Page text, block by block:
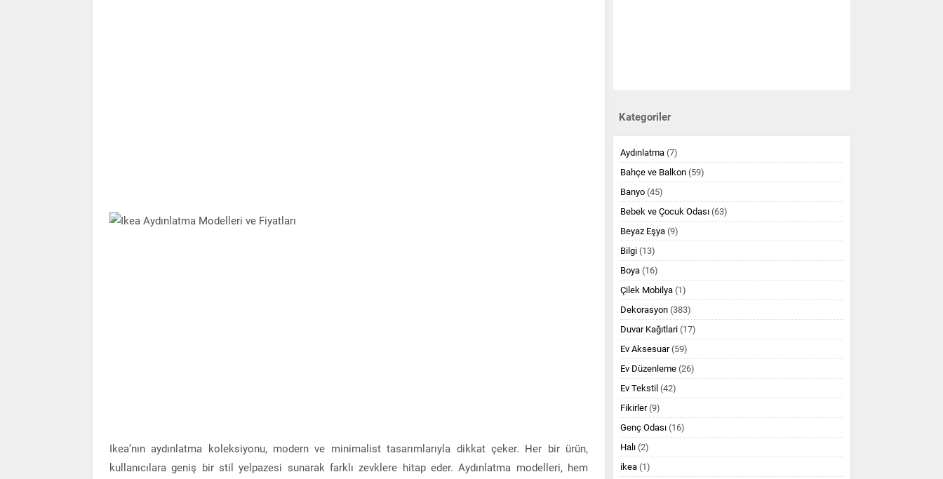
Ikea’nın aydınlatma koleksiyonu, modern ve minimalist tasarımlarıyla dikkat çeker. Her bir ürün,
kullanıcılara geniş bir stil yelpazesi sunarak farklı zevklere hitap eder. Aydınlatma modelleri, hem
Kategoriler
Aydınlatma (7)
Bahçe ve Balkon (59)
Banyo (45)
Bebek ve Çocuk Odası (63)
Beyaz Eşya (9)
Bilgi (13)
Boya (16)
Çilek Mobilya (1)
Dekorasyon (383)
Duvar Kağıtlari (17)
Ev Aksesuar(59)
Ev Düzenleme (26)
Ev Tekstil (42)
Fikirler(9)
Genç Odası (16)
Halı (2)
ikea (1)